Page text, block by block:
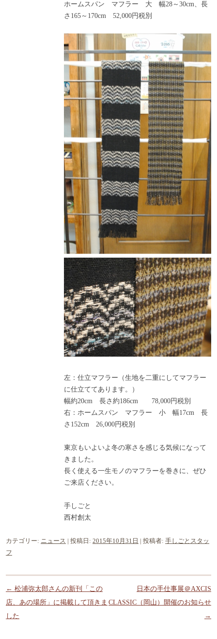
ホームスパン マフラー 大 幅28～30cm、長
さ165～170cm 52,000円税別
左：仕立マフラー（生地を二重にしてマフラー
に仕立ててあります。）
幅約20cm 長さ約186cm 78,000円税別
右：ホームスパン マフラー 小 幅17cm 長
さ152cm 26,000円税別
東京もいよいよ冬の寒さを感じる気候になって
きました。
長く使える一生モノのマフラーを巻きに、ぜひ
ご来店ください。
手しごと
西村創太
カテゴリー: ニュース | 投稿日: 2015年10月31日 | 投稿者: 手しごとスタッ
フ
投稿ナビゲーション
← 松浦弥太郎さんの新刊「この
店、あの場所」に掲載して頂きま
した
日本の手仕事展＠AXCIS
CLASSIC（岡山）開催のお知らせ
→